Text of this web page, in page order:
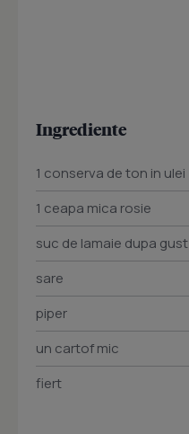
Ingrediente
1 conserva de ton in ulei
1 ceapa mica rosie
suc de lamaie dupa gust
sare
piper
un cartof mic
fiert